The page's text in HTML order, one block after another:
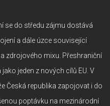
se do středu zájmu dostává
a dále úzce související
zdrojového mixu. Přeshraniční
jeden z nových cílů EU. V
Česká republika zapojovat i do
poptávku na mezinárodní